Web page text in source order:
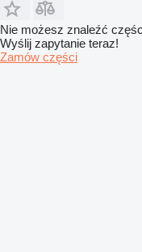
Nie możesz znaleźć
Wyślij zapytanie teraz!
Zamów części